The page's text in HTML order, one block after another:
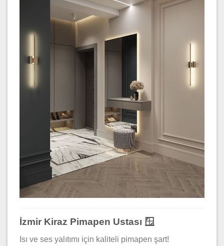
İzmir Kiraz Pimapen Ustası 🪟
Isı ve ses yalıtımı için kaliteli pimapen şart!